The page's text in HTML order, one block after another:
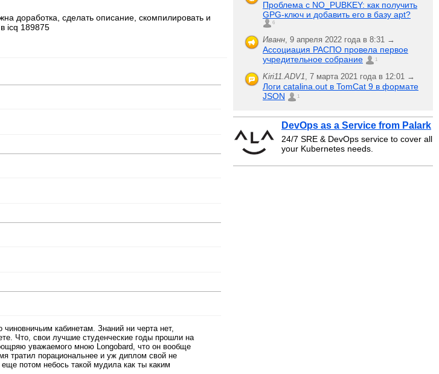
доработка, сделать описание, скомпилировать и
icq 189875
кабинетам. Знаний ни черта нет,
Что, свои лучшие студенческие годы прошли на
уважаемого мною Longobard, что он вообще
тратил порациональнее и уж диплом свой не
потом небось такой мудила как ты каким
Проблема с NO_PUBKEY: как получить
GPG-ключ и добавить его в базу apt?
6
Иванн, 9 апреля 2022 года в 8:31 →
Ассоциация РАСПО провела первое
учредительное собрание
1
Kiri11.ADV1, 7 марта 2021 года в 12:01 →
Логи catalina.out в TomCat 9 в формате
JSON
1
DevOps as a Service from Palark
24/7 SRE & DevOps service to cover all
your Kubernetes needs.